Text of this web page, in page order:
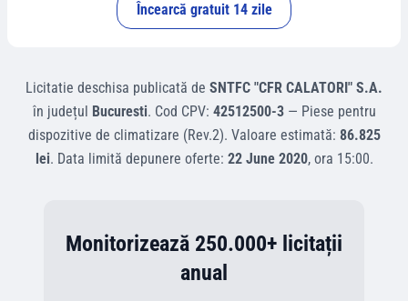
Încearcă gratuit 14 zile
Licitatie deschisa publicată de SNTFC "CFR CALATORI" S.A.
în județul Bucuresti. Cod CPV: 42512500-3— Piese pentru
dispozitive de climatizare (Rev.2). Valoare estimată: 86.825
lei. Data limită depunere oferte: 22 June 2020, ora 15:00.
Monitorizează 250.000+ licitații
anual